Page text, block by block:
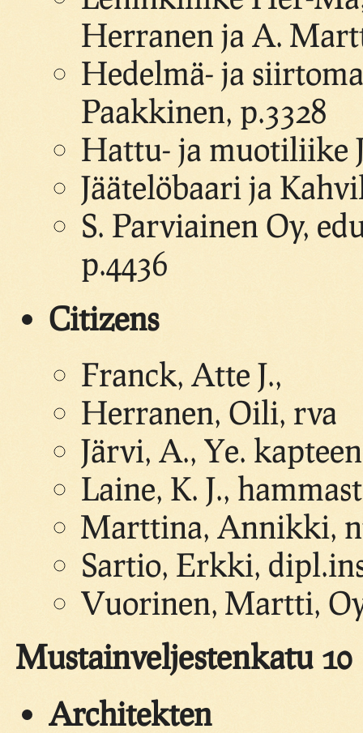
Herranen ja A.
Hedelmä- ja
Paakkinen, p.3328
Hattu- ja muotiliike
Jäätelöbaari ja
S. Parviainen Oy,
p.4436
Citizens
Franck, Atte J.,
Herranen, Oili, rva
Järvi, A., Ye.
Laine, K. J.,
Marttina, Annikki,
Sartio, Erkki,
Vuorinen, Martti,
Mustainveljestenkatu 10
Architekten